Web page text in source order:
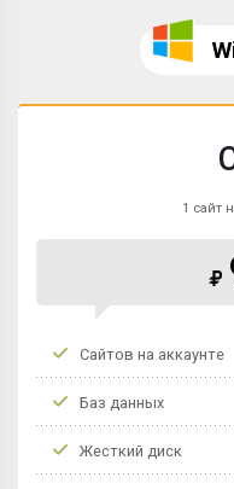
1 сайт
₽
Сайтов на аккаунте
Баз данных
Жесткий диск